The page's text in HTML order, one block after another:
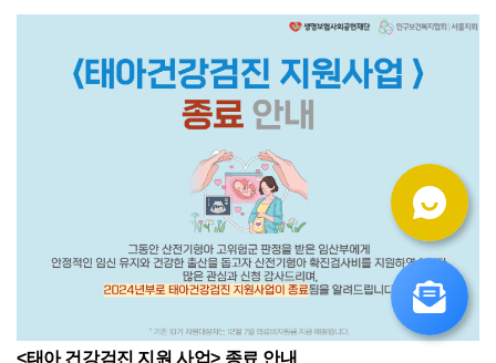
<태아 건강검진 지원 사업> 종료 안내